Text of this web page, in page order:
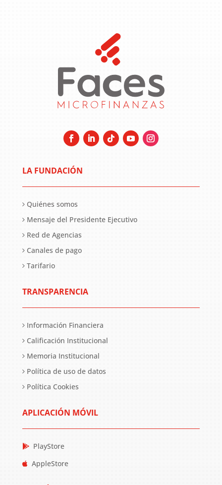
LA FUNDACIÓN
Quiénes somos
Mensaje del Presidente Ejecutivo
Red de Agencias
Canales de pago
Tarifario
TRANSPARENCIA
Información Financiera
Calificación Institucional
Memoria Institucional
Política de uso de datos
Política Cookies
APLICACIÓN MÓVIL
PlayStore
AppleStore